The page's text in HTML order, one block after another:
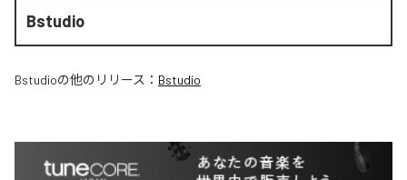
Bstudio
Bstudioの他のリリース： Bstudio